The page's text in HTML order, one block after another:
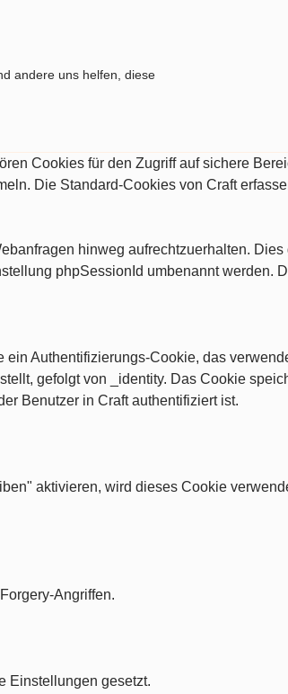
andere uns helfen, diese
Cookies für den Zugriff auf sichere
Die Standard-Cookies von Craft
hinweg aufrechtzuerhalten.
phpSessionId umbenannt werden.
Authentifizierungs-Cookie, das
gefolgt von _identity. Das Cookie
Benutzer in Craft authentifiziert ist.
aktivieren, wird dieses Cookie
Angriffen.
Einstellungen gesetzt.